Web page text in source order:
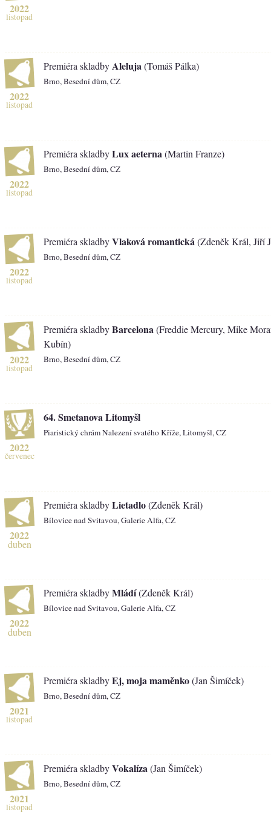
2022
listopad
2022
listopad
Premiéra skladby Aleluja (Tomáš Pálka)
Brno, Besední dům, CZ
2022
listopad
Premiéra skladbyLux aeterna (Martin Franze)
Brno, Besední dům, CZ
2022
listopad
Premiéra skladbyVlaková romantická (Zdeněk Král, Jiří
Brno, Besední dům, CZ
2022
listopad
Premiéra skladbyBarcelona (Freddie Mercury, Mike
Kubín)
Brno, Besední dům, CZ
2022
červenec
64. Smetanova Litomyšl
Piaristický chrám Nalezení svatého Kříže, Litomyšl, CZ
2022
duben
Premiéra skladbyLietadlo(Zdeněk Král)
Bílovice nad Svitavou, Galerie Alfa, CZ
2022
duben
Premiéra skladbyMládí(Zdeněk Král)
Bílovice nad Svitavou, Galerie Alfa, CZ
2021
listopad
Premiéra skladbyEj, moja maměnko(Jan Šimíček)
Brno, Besední dům, CZ
2021
listopad
Premiéra skladbyVokalíza (Jan Šimíček)
Brno, Besední dům, CZ